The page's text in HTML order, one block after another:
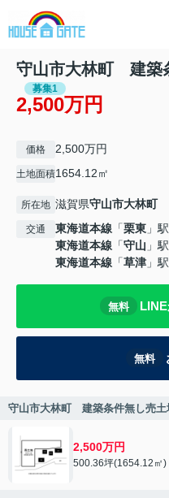
守山市大林町 建築
募集1
2,500万円
価格 2,500万円
土地面積1654.12㎡
所在地 滋賀県守山市大林町
交通 東海道本線 「栗東 」
東海道本線 「守山 」
東海道本線 「草津 」
無料
無料
守山市大林町 建築条件無し売土
2,500万円
500.36坪(1654.12㎡)